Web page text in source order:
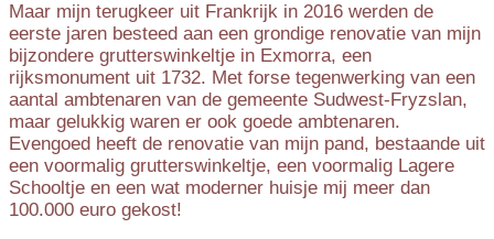
Maar mijn terugkeer uit Frankrijk in 2016 werden de
eerste jaren besteed aan een grondige renovatie van mijn
bijzondere grutterswinkeltje in Exmorra, een
rijksmonument uit 1732. Met forse tegenwerking van een
aantal ambtenaren van de gemeente Sudwest-Fryzslan,
maar gelukkig waren er ook goede ambtenaren.
Evengoed heeft de renovatie van mijn pand, bestaande uit
een voormalig grutterswinkeltje, een voormalig Lagere
Schooltje en een wat moderner huisje mij meer dan
100.000 euro gekost!